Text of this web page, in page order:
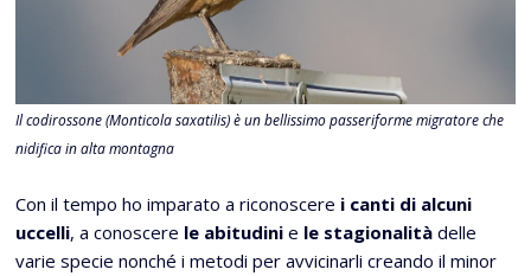
Il codirossone (Monticola saxatilis) è un bellissimo passeriforme migratore che
nidifica in alta montagna
Con il tempo ho imparato a riconoscere i canti di alcuni
uccelli, a conoscere le abitudini e le stagionalità delle
varie specie nonché i metodi per avvicinarli creando il minor